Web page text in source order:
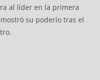
al líder en la primera
su poderío tras el